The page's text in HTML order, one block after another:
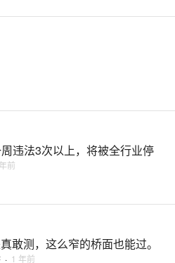
违法3次以上，将被全行业停
前
敢测，这么窄的桥面也能过。
· 1 年前